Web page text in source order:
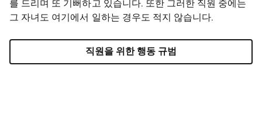
를 드리며 또 기뻐하고 있습니다. 또한 그러한 직원 중에는
그 자녀도 여기에서 일하는 경우도 적지 않습니다.
직원을 위한 행동 규범